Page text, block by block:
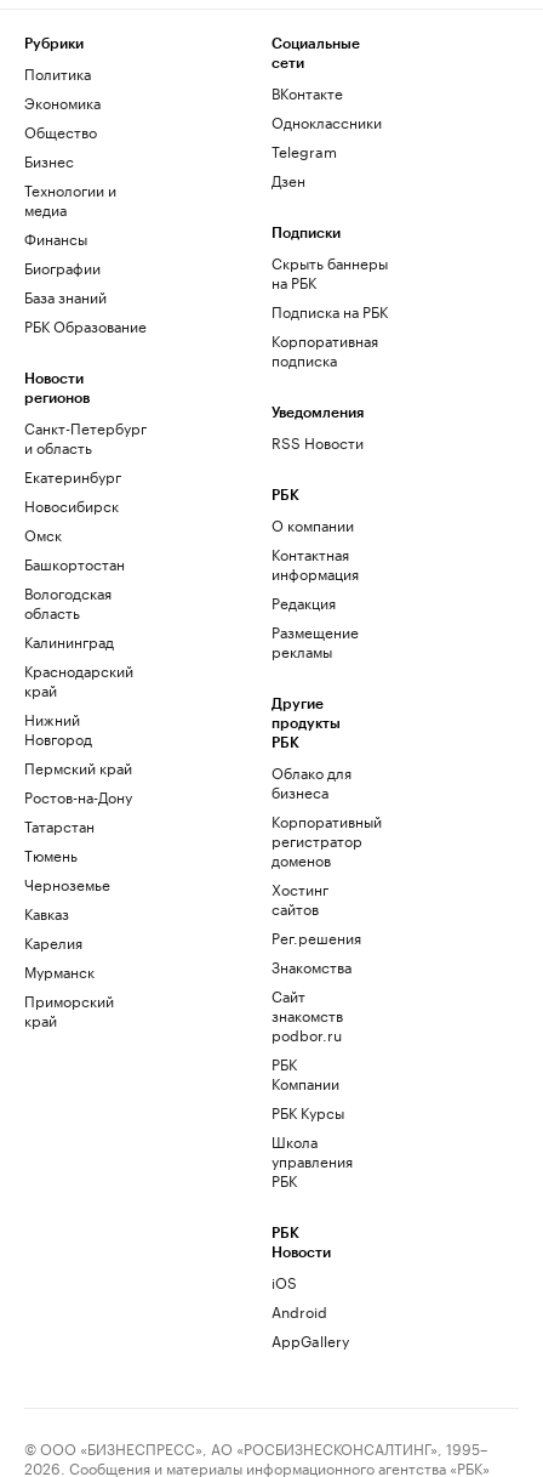
Рубрики
Политика
Экономика
Общество
Бизнес
Технологии и
медиа
Финансы
Биографии
База знаний
РБК Образование
Новости
регионов
Санкт-Петербург
и область
Екатеринбург
Новосибирск
Омск
Башкортостан
Вологодская
область
Калининград
Краснодарский
край
Нижний
Новгород
Пермский край
Ростов-на-Дону
Татарстан
Тюмень
Черноземье
Кавказ
Карелия
Мурманск
Приморский
край
Социальные
сети
ВКонтакте
Одноклассники
Telegram
Дзен
Подписки
Скрыть баннеры
на РБК
Подписка на РБК
Корпоративная
подписка
Уведомления
RSS Новости
РБК
О компании
Контактная
информация
Редакция
Размещение
рекламы
Другие
продукты
РБК
Облако для
бизнеса
Корпоративный
регистратор
доменов
Хостинг
сайтов
Рег.решения
Знакомства
Сайт
знакомств
podbor.ru
РБК
Компании
РБК Курсы
Школа
управления
РБК
РБК
Новости
iOS
Android
AppGallery
© ООО «БИЗНЕСПРЕСС», АО «РОСБИЗНЕСКОНСАЛТИНГ», 1995–
2026. Сообщения и материалы информационного агентства «РБК»